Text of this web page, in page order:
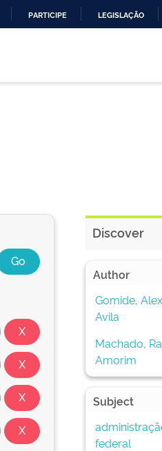
PARTICIPE LEGISLAÇÃO
Discover
Author
Gomide,
Avila
Machado,
Amorim
Subject
federal